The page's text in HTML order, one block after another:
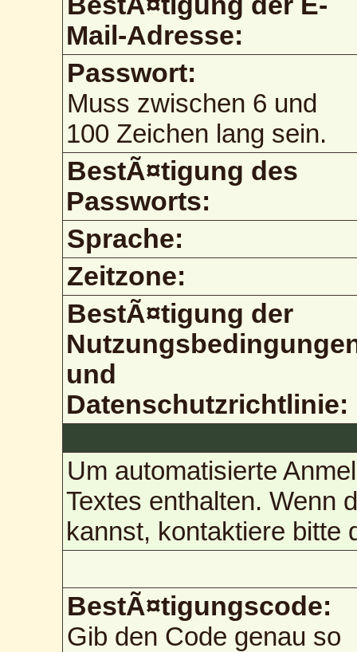
Mail-Adresse:
Passwort:
Muss zwischen 6 und
100 Zeichen lang sein.
BestÃ¤tigung des
Passworts:
Sprache:
Zeitzone:
BestÃ¤tigung der
und
Datenschutzrichtlinie:
Um automatisierte
Textes enthalten. Wenn
kannst, kontaktiere bitte
BestÃ¤tigungscode:
Gib den Code genau so